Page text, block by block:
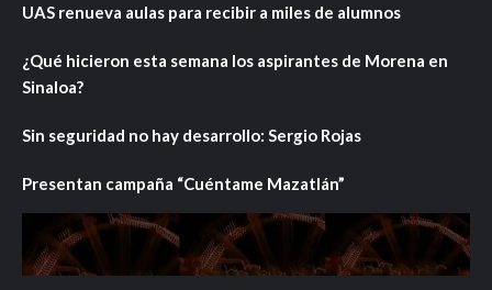
UAS renueva aulas para recibir a miles de alumnos
¿Qué hicieron esta semana los aspirantes de Morena en
Sinaloa?
Sin seguridad no hay desarrollo: Sergio Rojas
Presentan campaña “Cuéntame Mazatlán”